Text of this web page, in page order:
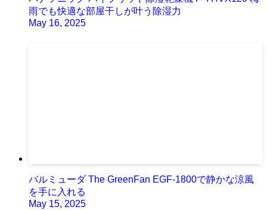
雨でも快適な部屋干しが叶う除湿力
May 16, 2025
バルミューダ The GreenFan EGF-1800で静かな涼風
を手に入れる
May 15, 2025